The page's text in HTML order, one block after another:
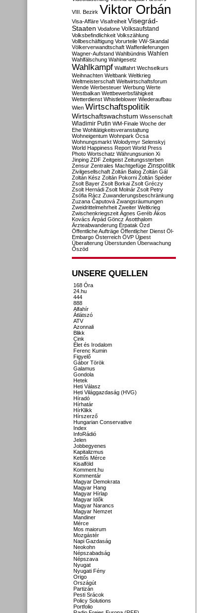
VIII. Bezirk Viktor Orbán
Visa-Affäre Visafreiheit Visegrád-
Staaten Vodafone Volksaufstand
Volksbefindlichkeit Volkszählung
Vollbeschäftigung Vorurteile VW-Skandal
Völkerverwandtschaft Waffenlieferungen
Wagner-Aufstand Wahlbündnis Wahlen
Wahlfälschung Wahlgesetz
Wahlkampf Wallfahrt Wechselkurs
Weihnachten Weltbank Weltkrieg
Weltmeisterschaft Weltwirtschaftsforum
Wende Werbesteuer Werbung Werte
Westbalkan Wettbewerbsfähigkeit
Wetterdienst Whistleblower Wiederaufbau
Wien Wirtschaftspolitik
Wirtschaftswachstum Wissenschaft
Wladimir Putin WM-Finale Woche der
Ehe Wohltätigkeitsveranstaltung
Wohneigentum Wohnpark Ócsa
Wohnungsmarkt Wolodymyr Selenskyj
World Happiness Report World Press
Photo Wortschatz Währungsunion Xi
Jinping ZDF Zeitgeist Zeitungssterben
Zensur Zentrales Machtgefüge Zinspolitik
Zivilgesellschaft Zoltán Balog Zoltán Gál
Zoltán Kész Zoltán Pokorni Zoltán Spéder
Zsolt Bayer Zsolt Borkai Zsolt Gréczy
Zsolt Hernádi Zsolt Molnár Zsolt Petry
Zsófia Rácz Zuwanderungsbeschränkung
Zuzana Čaputová Zwangsräumungen
Zweidrittelmehrheit Zweiter Weltkrieg
Zwischenkriegszeit Ágnes Geréb Ákos
Kovács Árpád Göncz Ásotthalom
Ärzteabwanderung Érpatak Ózd
Öffentliche Aufträge Öffentlicher Dienst Öl-
Embargo Österreich ÖVP Újpest
Überalterung Überstunden Überwachung
Őszöd
UNSERE QUELLEN
168 Óra
24.hu
444
888
Alfahír
Átlátszó
ATV
Azonnali
Blikk
Cink
Élet és Irodalom
Ferenc Kumin
Figyelő
Gábor Török
Galamus
Gondola
Hetek
Heti Válasz
Heti Világgazdaság (HVG)
Híradó
Hírhatár
HírKlikk
Hírszerző
Hungarian Conservative
Index
InfoRádió
Jelen
Jobbegyenes
Kapitalizmus
Kettős Mérce
Kisalföld
Komment.hu
Kommentár
Magyar Demokrata
Magyar Hang
Magyar Hírlap
Magyar Idők
Magyar Narancs
Magyar Nemzet
Mandiner
Mérce
Mos maiorum
Mozgástér
Napi Gazdaság
Neokohn
Népszabadság
Népszava
Nyugat
Nyugati Fény
Origo
Országút
Partizán
Pesti Srácok
Policy Solutions
Portfolio